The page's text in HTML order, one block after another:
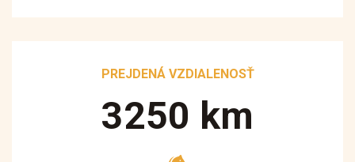
PREJDENÁ VZDIALENOSŤ
3250 km